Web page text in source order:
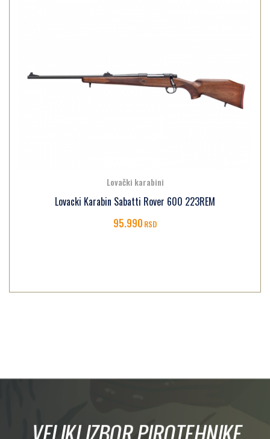
Lovački karabini
Lovacki Karabin Sabatti Rover 600 223REM
95.990RSD